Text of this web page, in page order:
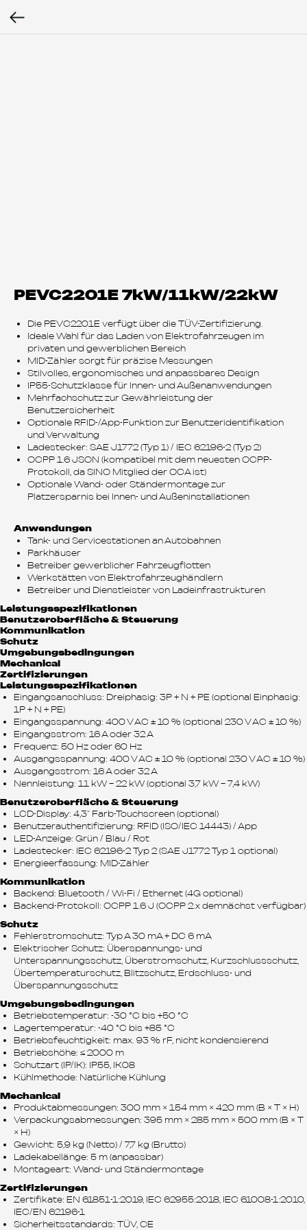
PEVC2201E 7kW/11kW/22kW
Die PEVC2201E verfügt über die TÜV-Zertifizierung.
Ideale Wahl für das Laden von Elektrofahrzeugen im
privaten und gewerblichen Bereich
MID-Zähler sorgt für präzise Messungen
Stilvolles, ergonomisches und anpassbares Design
IP55-Schutzklasse für Innen- und Außenanwendungen
Mehrfachschutz zur Gewährleistung der
Benutzersicherheit
Optionale RFID-/App-Funktion zur Benutzeridentifikation
und Verwaltung
Ladestecker: SAE J1772 (Typ 1) / IEC 62196-2 (Typ 2)
OCPP 1.6 JSON (kompatibel mit dem neuesten OCPP-
Protokoll, da SINO Mitglied der OCA ist)
Optionale Wand- oder Ständermontage zur
Platzersparnis bei Innen- und Außeninstallationen
Anwendungen
Tank- und Servicestationen an Autobahnen
Parkhäuser
Betreiber gewerblicher Fahrzeugflotten
Werkstätten von Elektrofahrzeughändlern
Betreiber und Dienstleister von Ladeinfrastrukturen
Leistungsspezifikationen
Benutzeroberfläche & Steuerung
Kommunikation
Schutz
Umgebungsbedingungen
Mechanical
Zertifizierungen
Leistungsspezifikationen
Eingangsanschluss: Dreiphasig: 3P + N + PE (optional Einphasig:
1P + N + PE)
Eingangsspannung: 400 V AC ± 10 % (optional 230 V AC ± 10 %)
Eingangsstrom: 16 A oder 32 A
Frequenz: 50 Hz oder 60 Hz
Ausgangsspannung: 400 V AC ± 10 % (optional 230 V AC ± 10 %)
Ausgangsstrom: 16 A oder 32 A
Nennleistung: 11 kW – 22 kW (optional 3,7 kW – 7,4 kW)
Benutzeroberfläche & Steuerung
LCD-Display: 4,3" Farb-Touchscreen (optional)
Benutzerauthentifizierung: RFID (ISO/IEC 14443) / App
LED-Anzeige: Grün / Blau / Rot
Ladestecker: IEC 62196-2 Typ 2 (SAE J1772 Typ 1 optional)
Energieerfassung: MID-Zähler
Kommunikation
Backend: Bluetooth / Wi-Fi / Ethernet (4G optional)
Backend-Protokoll: OCPP 1.6 J (OCPP 2.x demnächst verfügbar)
Schutz
Fehlerstromschutz: Typ A 30 mA + DC 6 mA
Elektrischer Schutz: Überspannungs- und
Unterspannungsschutz, Überstromschutz, Kurzschlussschutz,
Übertemperaturschutz, Blitzschutz, Erdschluss- und
Überspannungsschutz
Umgebungsbedingungen
Betriebstemperatur: -30 °C bis +50 °C
Lagertemperatur: -40 °C bis +85 °C
Betriebsfeuchtigkeit: max. 93 % rF, nicht kondensierend
Betriebshöhe: ≤ 2000 m
Schutzart (IP/IK): IP55, IK08
Kühlmethode: Natürliche Kühlung
Mechanical
Produktabmessungen: 300 mm × 154 mm × 420 mm (B × T × H)
Verpackungsabmessungen: 395 mm × 285 mm × 500 mm (B × T
× H)
Gewicht: 5,9 kg (Netto) / 7,7 kg (Brutto)
Ladekabellänge: 5 m (anpassbar)
Montageart: Wand- und Ständermontage
Zertifizierungen
Zertifikate: EN 61851-1:2019, IEC 62955:2018, IEC 61008-1:2010,
IEC/EN 62196-1
Sicherheitsstandards: TÜV, CE